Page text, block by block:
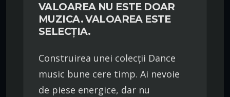
VALOAREA NU ESTE DOAR
MUZICA. VALOAREA ESTE
SELECȚIA.
Construirea unei colecții Dance
music bune cere timp. Ai nevoie
de piese energice, dar nu